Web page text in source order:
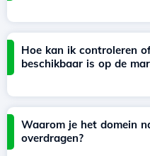
Hoe kan ik controleren
beschikbaar is op de
Waarom je het domein
overdragen?